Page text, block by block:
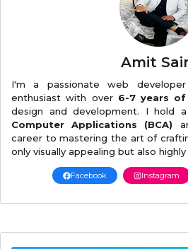
Amit
I'm a passionate web
enthusiast with over 6-7 years of
design and development. I hold a
Computer Applications (BCA)
career to mastering the art of
only visually appealing but also
Facebook Instagram